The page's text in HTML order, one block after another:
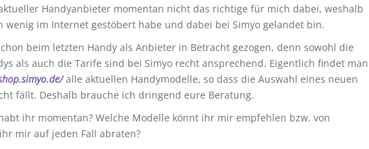
Handyanbieter momentan nicht das richtige für mich dabei, weshalb
wenig im Internet gestöbert habe und dabei bei Simyo gelandet bin.
beim letzten Handy als Anbieter in Betracht gezogen, denn sowohl die
als auch die Tarife sind bei Simyo recht ansprechend. Eigentlich findet man
alle aktuellen Handymodelle, so dass die Auswahl eines neuen
fällt. Deshalb brauche ich dringend eure Beratung.
ihr momentan? Welche Modelle könnt ihr mir empfehlen bzw. von
mir auf jeden Fall abraten?